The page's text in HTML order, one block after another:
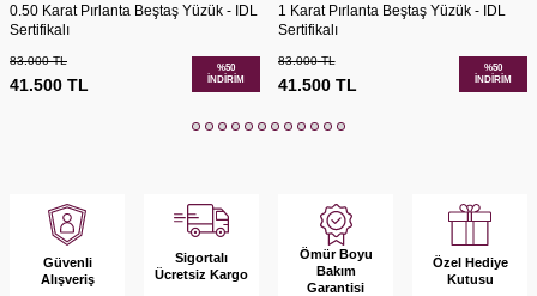
0.50 Karat Pırlanta Beştaş Yüzük - IDL
Sertifikalı
83.000TL
41.500 TL
%50
İNDIRIM
1 Karat Pırlanta Beştaş Yüzük - IDL
Sertifikalı
83.000TL
41.500TL
%50
İNDIRIM
Güvenli
Alışveriş
Sigortalı
Ücretsiz Kargo
Ömür Boyu
Bakım
Garantisi
Özel Hediye
Kutusu